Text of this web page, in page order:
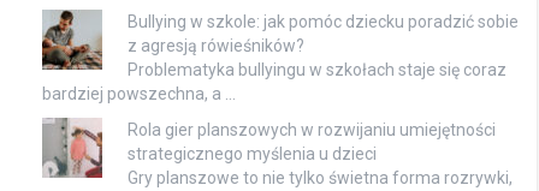
Bullying w szkole: jak pomóc dziecku poradzić sobie
z agresją rówieśników?
Problematyka bullyingu w szkołach staje się coraz
bardziej powszechna, a …
Rola gier planszowych w rozwijaniu umiejętności
strategicznego myślenia u dzieci
Gry planszowe to nie tylko świetna forma rozrywki,